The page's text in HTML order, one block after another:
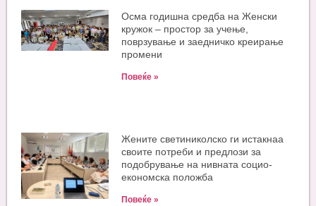
Oсма годишна средба на Женски
кружок – простор за учење,
поврзување и заедничко креирање
промени
Повеќе »
Жените светиниколско ги истакнаа
своите потреби и предлози за
подобрување на нивната социо-
економска положба
Повеќе »